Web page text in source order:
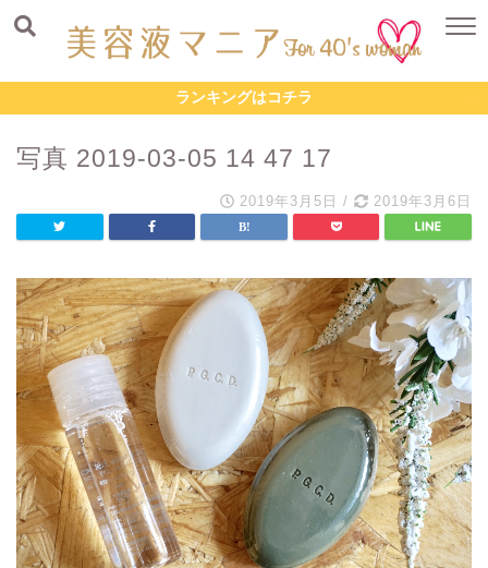
ランキングはコチラ
写真 2019-03-05 14 47 17
2019年3月5日 / 2019年3月6日